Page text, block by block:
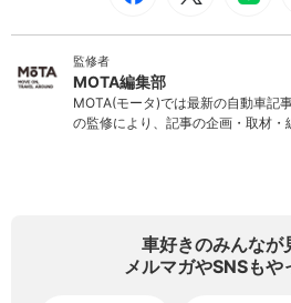
監修者
MOTA編集部
MOTA(モータ)では最新の自動車記
の監修により、記事の企画・取材・
車好きのみんなが
メルマガやSNSもや